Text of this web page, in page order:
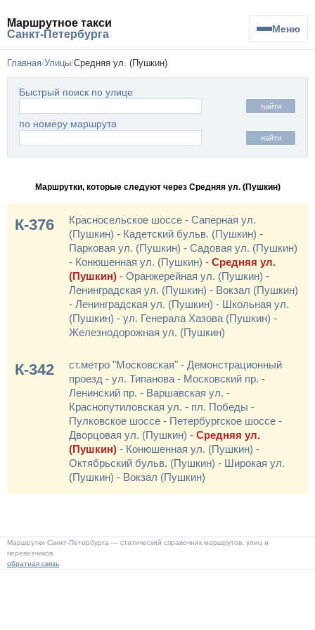
Маршрутное такси
Санкт-Петербурга
Меню
Главная Улицы Средняя ул. (Пушкин)
Быстрый поиск по улице
найти
по номеру маршрута
найти
Маршрутки, которые следуют через Средняя ул. (Пушкин)
К-376
Красносельское шоссе - Саперная ул.
(Пушкин) - Кадетский бульв. (Пушкин) -
Парковая ул. (Пушкин) - Садовая ул. (Пушкин)
- Конюшенная ул. (Пушкин) - Средняя ул.
(Пушкин) - Оранжерейная ул. (Пушкин) -
Ленинградская ул. (Пушкин) - Вокзал (Пушкин)
- Ленинградская ул. (Пушкин) - Школьная ул.
(Пушкин) - ул. Генерала Хазова (Пушкин) -
Железнодорожная ул. (Пушкин)
К-342
ст.метро "Московская" - Демонстрационный
проезд - ул. Типанова - Московский пр. -
Ленинский пр. - Варшавская ул. -
Краснопутиловская ул. - пл. Победы -
Пулковское шоссе - Петербургское шоссе -
Дворцовая ул. (Пушкин) - Средняя ул.
(Пушкин) - Конюшенная ул. (Пушкин) -
Октябрьский бульв. (Пушкин) - Широкая ул.
(Пушкин) - Вокзал (Пушкин)
Маршрутки Санкт-Петербурга — статический справочник маршрутов, улиц и
перевозчиков.
обратная связь